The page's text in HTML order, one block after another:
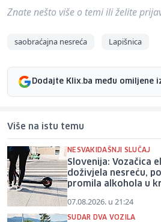
Znate nešto više o temi ili želite
saobraćajna nesreća Lapišnica
Dodajte Klix.ba među omiljene
Više na istu temu
NESVAKIDAŠNJI SLUČAJ
Slovenija: Vozačica
doživjela nesreću,
promila alkohola u
07.08.2026. u 21:24
SUDAR DVA VOZILA